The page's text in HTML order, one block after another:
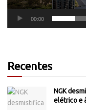
00:00
Recentes
NGK
elétrico e